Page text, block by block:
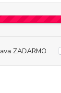
ZADARMO